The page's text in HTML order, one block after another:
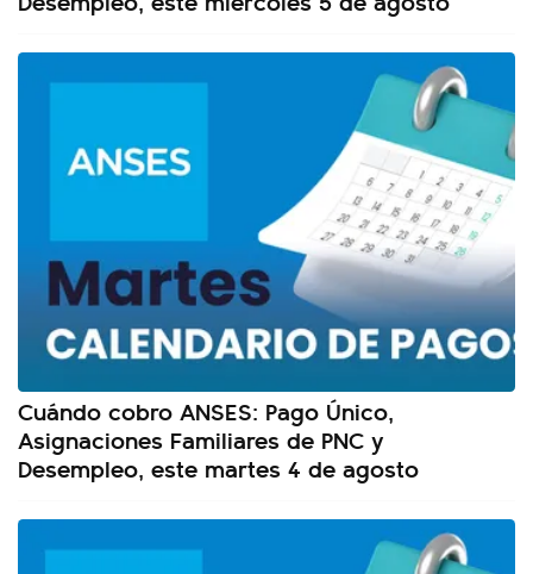
Cuándo cobro ANSES: Pago Único,
Asignaciones Familiares de PNC y
Desempleo, este martes 4 de agosto